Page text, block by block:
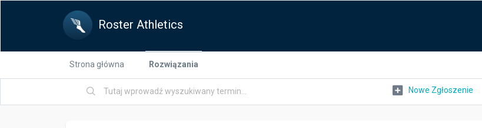
Roster Athletics
Strona główna Rozwiązania
Nowe Zgłoszenie